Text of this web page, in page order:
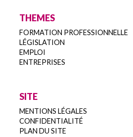
THEMES
FORMATION PROFESSIONNELLE
LÉGISLATION
EMPLOI
ENTREPRISES
SITE
MENTIONS LÉGALES
CONFIDENTIALITÉ
PLAN DU SITE